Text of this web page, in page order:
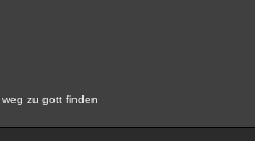
zu gott finden